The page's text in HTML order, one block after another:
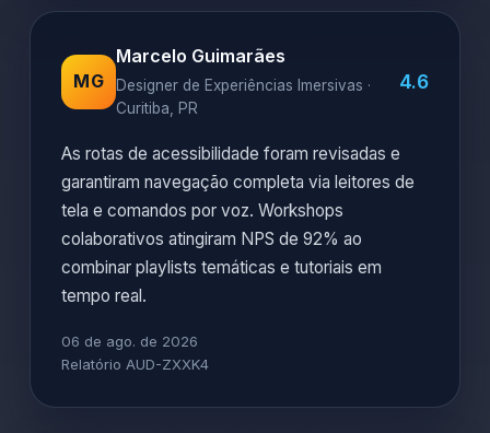
MG
Marcelo Guimarães
Designer de Experiências Imersivas ·
Curitiba, PR
4.6
As rotas de acessibilidade foram revisadas e
garantiram navegação completa via leitores de
tela e comandos por voz. Workshops
colaborativos atingiram NPS de 92% ao
combinar playlists temáticas e tutoriais em
tempo real.
06 de ago. de 2026
Relatório AUD-ZXXK4